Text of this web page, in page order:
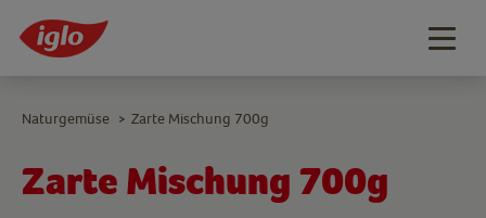
Zarte Mischung 700g
Naturgemüse > Zarte Mischung 700g